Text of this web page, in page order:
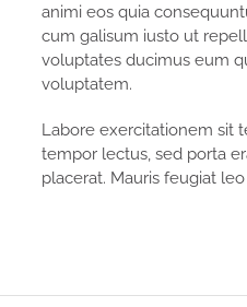
animi eos quia
cum galisum iusto ut
voluptates ducimus eum
voluptatem.
Labore exercitationem sit
tempor lectus, sed porta
placerat. Mauris feugiat